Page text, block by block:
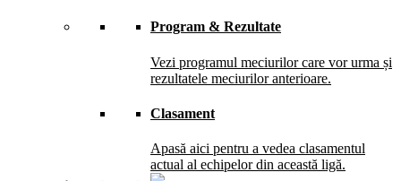
Program & Rezultate
Vezi programul meciurilor care vor urma și
rezultatele meciurilor anterioare.
Clasament
Apasă aici pentru a vedea clasamentul
actual al echipelor din această ligă.